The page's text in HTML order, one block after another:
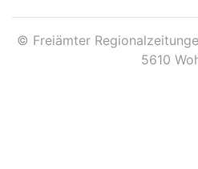
© Freiämter
5610